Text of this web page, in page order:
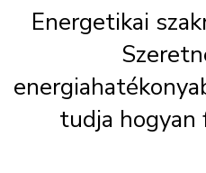
Energetikai
tudja hogyan